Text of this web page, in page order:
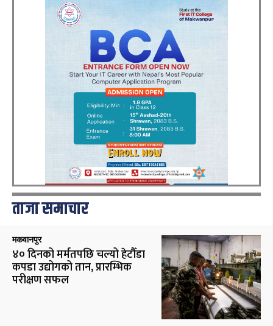
ताजा समाचार
मकवानपुर
४० दिनको मर्मतपछि चल्यो हेटौँडा
कपडा उद्योगको तान, प्रारम्भिक
परीक्षण सफल